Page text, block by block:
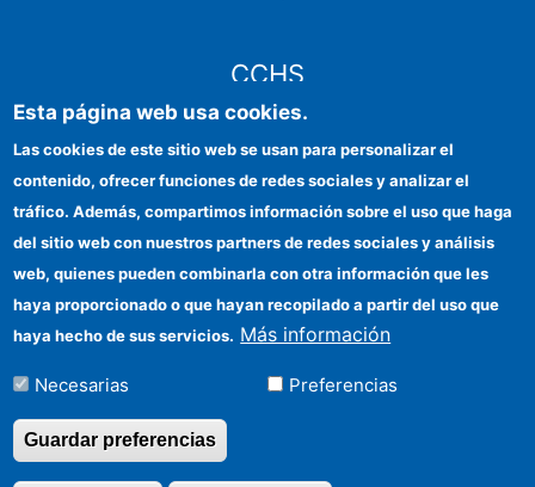
CCHS
Identidad institucional
Ayudas FEDER
Organismos financiadores
Contacto
Cómo llegar
Esta página web usa cookies.
Las cookies de este sitio web se usan para personalizar el
contenido, ofrecer funciones de redes sociales y analizar el
tráfico. Además, compartimos información sobre el uso que haga
del sitio web con nuestros partners de redes sociales y análisis
web, quienes pueden combinarla con otra información que les
haya proporcionado o que hayan recopilado a partir del uso que
haya hecho de sus servicios. Más información
Necesarias Preferencias
Guardar preferencias